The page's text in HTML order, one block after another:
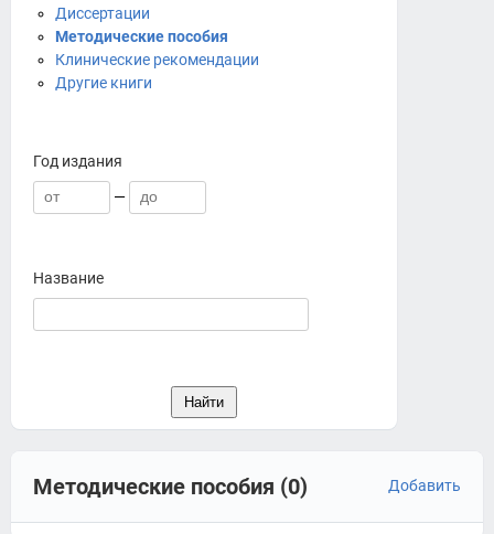
Диссертации
Методические пособия
Клинические рекомендации
Другие книги
Год издания
—
Название
Методические пособия (0) Добавить